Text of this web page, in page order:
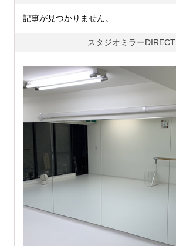
記事が見つかりません。
スタジオミラーDIRECT